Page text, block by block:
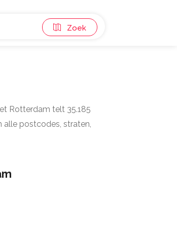
Zoek
Rotterdam telt 35.185
alle postcodes, straten,